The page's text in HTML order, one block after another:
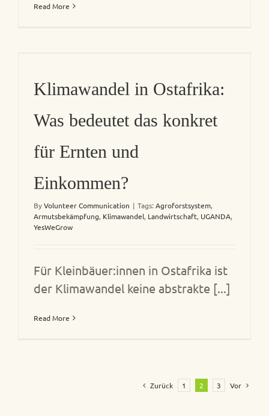
Read More
Klimawandel in Ostafrika:
Was bedeutet das konkret
für Ernten und
Einkommen?
ByVolunteer Communication | Tags: Agroforstsystem,
Armutsbekämpfung, Klimawandel, Landwirtschaft, UGANDA,
YesWeGrow
Für Kleinbäuer:innen in Ostafrika ist
der Klimawandel keine abstrakte [...]
Read More
Zurück 1 2 3 Vor